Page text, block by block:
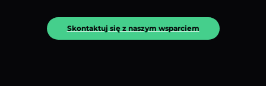
Skontaktuj się z naszym wsparciem